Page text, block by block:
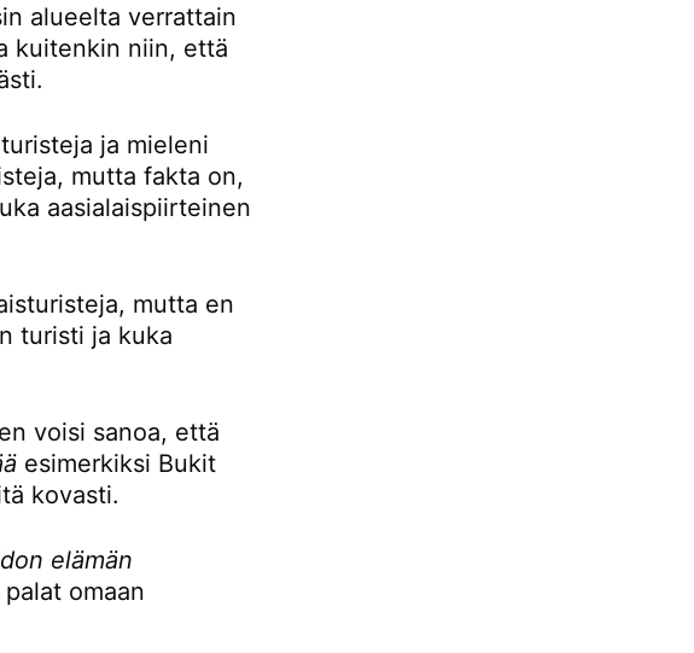
alueelta verrattain
kuitenkin niin, että
ja mieleni
mutta fakta on,
aasialaispiirteinen
mutta en
turisti ja kuka
voisi sanoa, että
esimerkiksi Bukit
kovasti.
elämän
omaan